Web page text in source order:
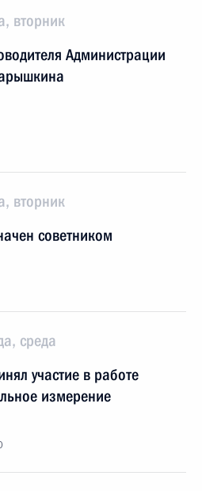
вторник
Администрации
вторник
советником
среда
участие в работе
измерение